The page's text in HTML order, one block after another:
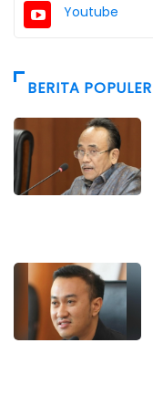
Youtube
BERITA POPULER